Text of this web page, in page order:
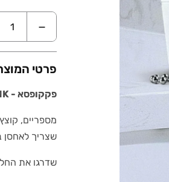
−
פרטי
פקקופסא - IN SINK
מספריים,
שצריך לאחסן
שדרגו את